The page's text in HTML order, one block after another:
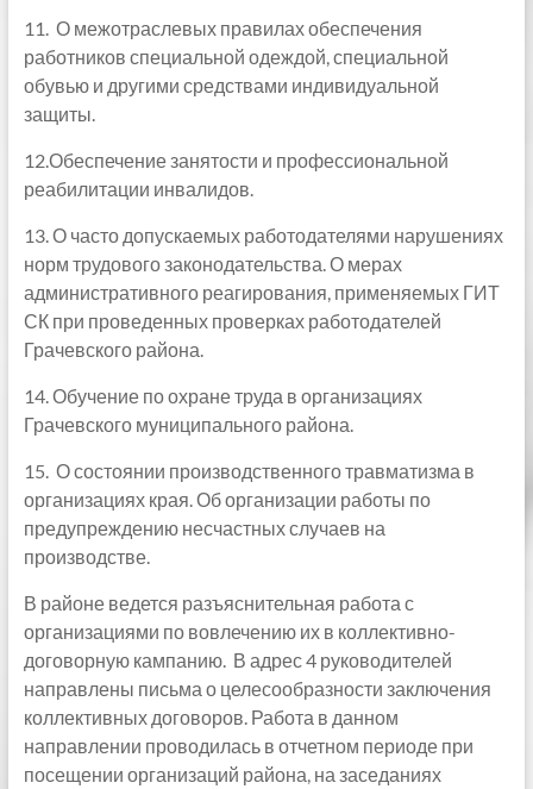
11. О межотраслевых правилах обеспечения
работников специальной одеждой, специальной
обувью и другими средствами индивидуальной
защиты.
12.Обеспечение занятости и профессиональной
реабилитации инвалидов.
13. О часто допускаемых работодателями нарушениях
норм трудового законодательства. О мерах
административного реагирования, применяемых ГИТ
СК при проведенных проверках работодателей
Грачевского района.
14. Обучение по охране труда в организациях
Грачевского муниципального района.
15. О состоянии производственного травматизма в
организациях края. Об организации работы по
предупреждению несчастных случаев на
производстве.
В районе ведется разъяснительная работа с
организациями по вовлечению их в коллективно-
договорную кампанию. В адрес 4 руководителей
направлены письма о целесообразности заключения
коллективных договоров. Работа в данном
направлении проводилась в отчетном периоде при
посещении организаций района, на заседаниях